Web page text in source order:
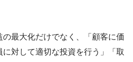
最大化だけでなく、「顧客に価
対して適切な投資を行う」「取